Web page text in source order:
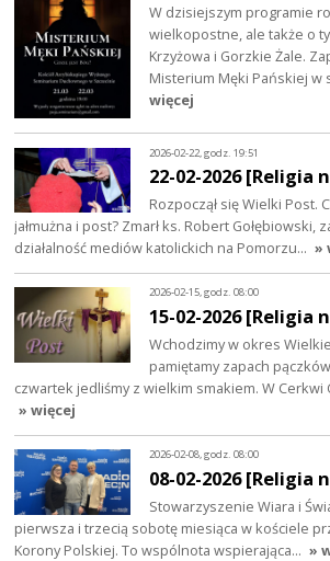
W dzisiejszym programie
wielkopostne, ale także o
Krzyżowa i Gorzkie Żale.
Misterium Męki Pańskiej w
więcej
2026-02-22, godz. 19:51
22-02-2026 [Religia
Rozpoczął się Wielki Post.
jałmużna i post? Zmarł ks. Robert Gołębiowski,
działalność mediów katolickich na Pomorzu… »
2026-02-15, godz. 08:00
15-02-2026 [Religia
Wchodzimy w okres
pamiętamy zapach
czwartek jedliśmy z wielkim smakiem. W
» więcej
2026-02-08, godz. 08:00
08-02-2026 [Religia
Stowarzyszenie Wiara i
pierwsza i trzecią sobotę miesiąca w kościele
Korony Polskiej. To wspólnota wspierająca… »